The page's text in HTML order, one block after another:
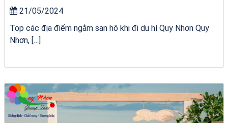
21/05/2024
Top các địa điểm ngắm san hô khi đi du hí Quy Nhơn Quy
Nhơn, […]
tour ghép Hòn Khô